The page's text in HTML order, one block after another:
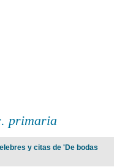
primaria
y citas de 'De bodas